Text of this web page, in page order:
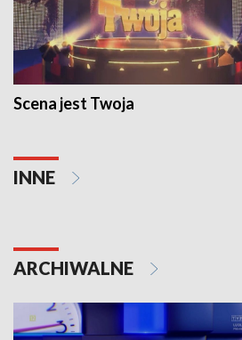
Scena jest Twoja
INNE
ARCHIWALNE